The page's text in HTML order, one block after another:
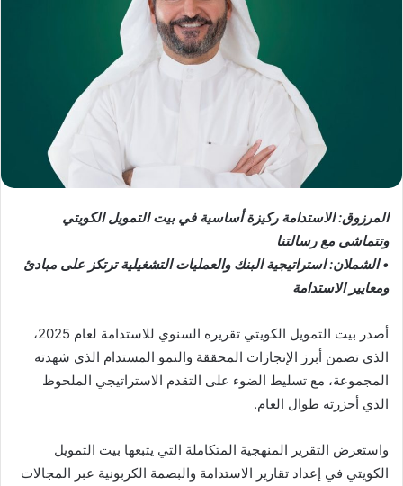
المرزوق: الاستدامة ركيزة أساسية في بيت التمويل الكويتي
وتتماشى مع رسالتنا
• الشملان: استراتيجية البنك والعمليات التشغيلية ترتكز على مبادئ
ومعايير الاستدامة
أصدر بيت التمويل الكويتي تقريره السنوي للاستدامة لعام 2025،
الذي تضمن أبرز الإنجازات المحققة والنمو المستدام الذي شهدته
المجموعة، مع تسليط الضوء على التقدم الاستراتيجي الملحوظ
الذي أحزرته طوال العام.
واستعرض التقرير المنهجية المتكاملة التي يتبعها بيت التمويل
الكويتي في إعداد تقارير الاستدامة والبصمة الكربونية عبر المجالات